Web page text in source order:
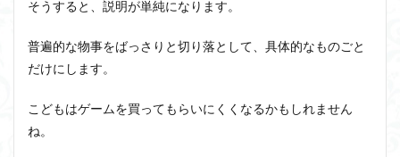
そうすると、説明が単純になります。
普遍的な物事をばっさりと切り落として、具体的なものごと
だけにします。
こどもはゲームを買ってもらいにくくなるかもしれません
ね。